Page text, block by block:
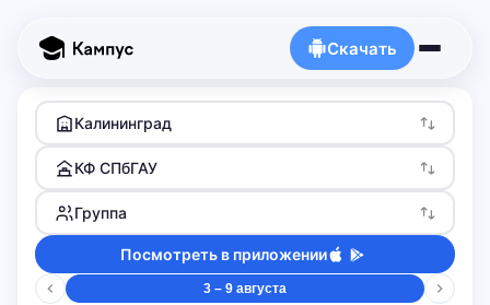
Скачать
Калининград
КФ СПбГАУ
Группа
Посмотреть в приложении
3 – 9 августа